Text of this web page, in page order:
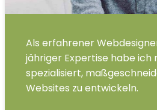
Als erfahrener
jähriger Expertise habe ich
spezialisiert,
Websites zu entwickeln.